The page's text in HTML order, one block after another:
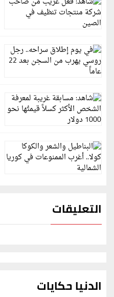
التعليقات
الدنيا حكايات